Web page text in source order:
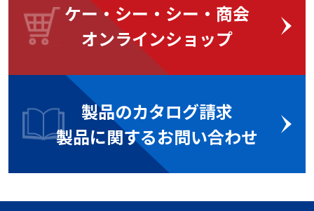
ケー・シー・シー・商会
オンラインショップ
製品のカタログ請求
製品に関するお問い合わせ